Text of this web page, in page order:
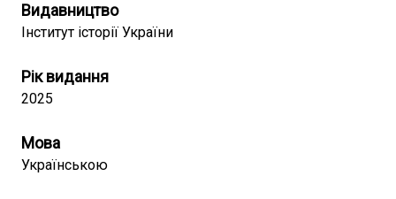
Видавництво
Інститут історії України
Рік видання
2025
Мова
Українською